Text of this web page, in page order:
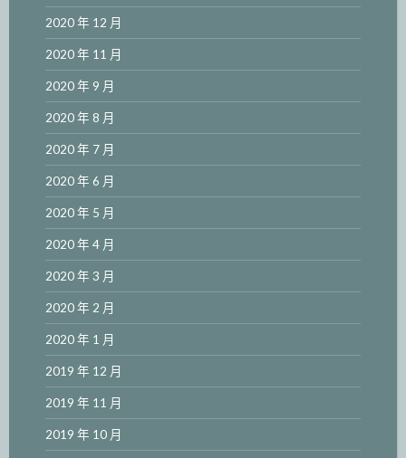
2020 年 12 月
2020 年 11 月
2020 年 9 月
2020 年 8 月
2020 年 7 月
2020 年 6 月
2020 年 5 月
2020 年 4 月
2020 年 3 月
2020 年 2 月
2020 年 1 月
2019 年 12 月
2019 年 11 月
2019 年 10 月